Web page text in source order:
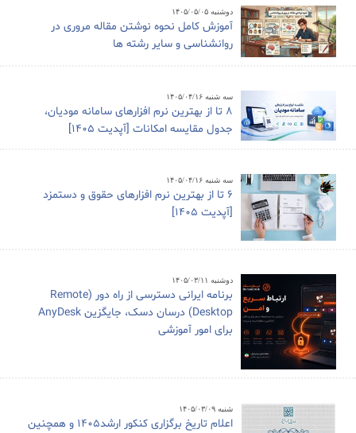
دوشنبه ۱۴۰۵/۰۵/۰۵
آموزش کامل نحوه نوشتن مقاله مروری در
روانشناسی و سایر رشته ها
سه شنبه ۱۴۰۵/۰۴/۱۶
8 تا از بهترین نرم افزارهای سامانه مودیان،
جدول مقایسه امکانات [آپدیت 1405]
سه شنبه ۱۴۰۵/۰۴/۱۶
6 تا از بهترین نرم افزارهای حقوق و دستمزد
[آپدیت 1405]
دوشنبه ۱۴۰۵/۰۳/۱۱
برنامه ایرانی دسترسی از راه دور (Remote
Desktop) درسان دسک، جایگزین AnyDesk
برای امور آموزشی
شنبه ۱۴۰۵/۰۳/۰۹
اعلام تاریخ برگزاری کنکور ارشد1405 و همچنین